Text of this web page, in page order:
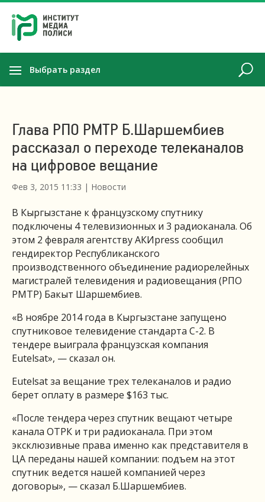
Выбрать раздел
Глава РПО РМТР Б.Шаршембиев
рассказал о переходе телеканалов
на цифровое вещание
Фев 3, 2015 11:33 | Новости
В Кыргызстане к французскому спутнику
подключены 4 телевизионных и 3 радиоканала. Об
этом 2 февраля агентству АКИpress сообщил
гендиректор Республиканского
производственного объединение радиорелейных
магистралей телевидения и радиовещания (РПО
РМТР) Бакыт Шаршембиев.
«В ноябре 2014 года в Кыргызстане запущено
спутниковое телевидение стандарта С-2. В
тендере выиграла французская компания
Eutelsat», — сказал он.
Eutelsat за вещание трех телеканалов и радио
берет оплату в размере $163 тыс.
«После тендера через спутник вещают четыре
канала ОТРК и три радиоканала. При этом
эксклюзивные права именно как представителя в
ЦА переданы нашей компании: подъем на этот
спутник ведется нашей компанией через
договоры», — сказал Б.Шаршембиев.